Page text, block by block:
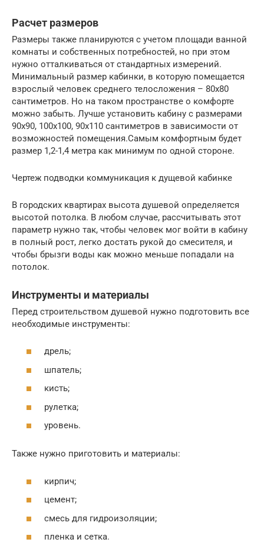
Расчет размеров
Размеры также планируются с учетом площади ванной
комнаты и собственных потребностей, но при этом
нужно отталкиваться от стандартных измерений.
Минимальный размер кабинки, в которую помещается
взрослый человек среднего телосложения – 80х80
сантиметров. Но на таком пространстве о комфорте
можно забыть. Лучше установить кабину с размерами
90х90, 100х100, 90х110 сантиметров в зависимости от
возможностей помещения.Самым комфортным будет
размер 1,2-1,4 метра как минимум по одной стороне.
Чертеж подводки коммуникация к дущевой кабинке
В городских квартирах высота душевой определяется
высотой потолка. В любом случае, рассчитывать этот
параметр нужно так, чтобы человек мог войти в кабину
в полный рост, легко достать рукой до смесителя, и
чтобы брызги воды как можно меньше попадали на
потолок.
Инструменты и материалы
Перед строительством душевой нужно подготовить все
необходимые инструменты:
дрель;
шпатель;
кисть;
рулетка;
уровень.
Также нужно приготовить и материалы:
кирпич;
цемент;
смесь для гидроизоляции;
пленка и сетка.